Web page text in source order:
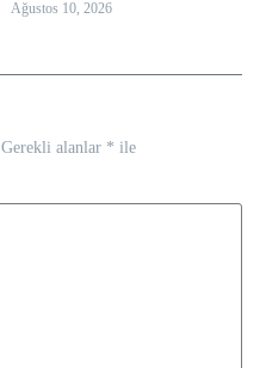
Ağustos 10, 2026
Gerekli alanlar * ile